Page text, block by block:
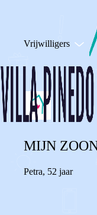
Vrijwilligers
MIJN
Petra, 52 jaar